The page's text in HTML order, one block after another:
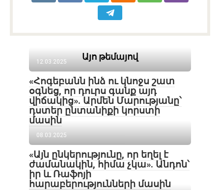
Այո թեմայով
12.03.2025
«Հոգեբանն ինձ ու կնոջս շատ
օգնեց, որ դուրս գանք այդ
վիճակից». Արմեն Մարությանը՝
դստեր ընտանիքի կորստի
մասին
08.03.2025
«Այն ընկերությունը, որ եղել է
ժամանակին, հիմա չկա». Անդոն՝
իր և Ռաֆոյի
հարաբերությունների մասին